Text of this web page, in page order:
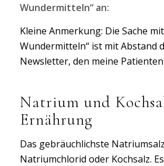
Wundermitteln“ an:
Kleine Anmerkung: Die Sache
Wundermitteln“ ist mit Abstand
Newsletter, den meine
Natrium und
Ernährung
Das gebräuchlichste
Natriumchlorid oder Kochsalz.